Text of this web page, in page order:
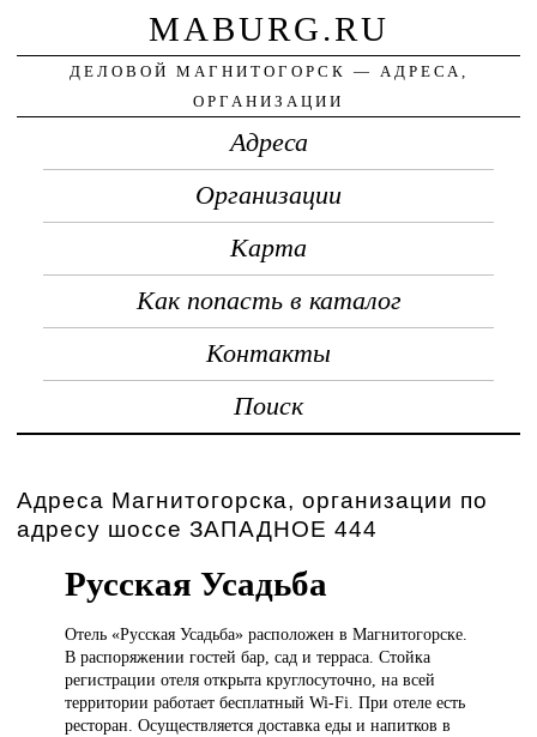
MABURG.RU
ДЕЛОВОЙ МАГНИТОГОРСК — АДРЕСА,
ОРГАНИЗАЦИИ
Адреса
Организации
Карта
Как попасть в каталог
Контакты
Поиск
Адреса Магнитогорска, организации по
адресу шоссе ЗАПАДНОЕ 444
Русская Усадьба
Отель «РусскаяУсадьба» расположен в Магнитогорске.
В распоряжении гостей бар, сад и терраса. Стойка
регистрации отеля открыта круглосуточно, на всей
территории работает бесплатный Wi-Fi. При отеле есть
ресторан. Осуществляется доставка еды и напитков в